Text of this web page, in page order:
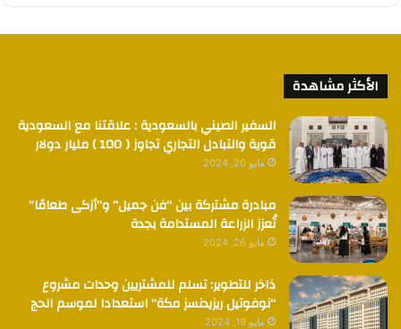
الأكثر مشاهدة
السفير الصيني بالسعودية : علاقتنا مع السعودية
قوية والتبادل التجاري تجاوز ( 100 ) مليار دولار
مايو 20, 2024
مبادرة مشتركة بين “فن جميل” و”أزكى طعامًا”
تُعزز الزراعة المستدامة بجدة
مايو 26, 2024
ذاخر للتطوير: تسلم للمشتريين وحدات مشروع
“نوفوتيل ريزيدنسز مكة” استعدادا لموسم الحج
مايو 19, 2024